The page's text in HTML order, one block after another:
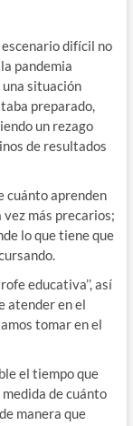
difícil no
pandemia
situación
preparado,
un rezago
de resultados
cuánto aprenden
más precarios;
lo que tiene que
educativa’’, así
atender en el
tomar en el
el tiempo que
de cuánto
manera que